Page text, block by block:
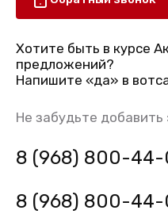
Хотите быть в курсе
предложений?
Напишите «да» в
Не забудьте
8 (968) 800-
8 (968) 800-